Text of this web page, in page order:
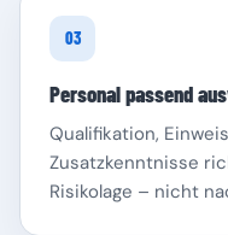
03
Personal passend
Qualifikation,
Zusatzkenntnisse
Risikolage – nicht